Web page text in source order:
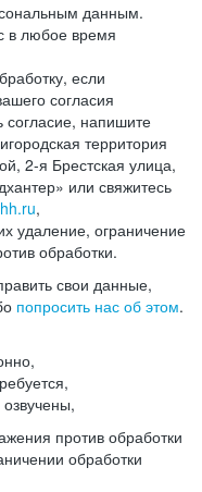
данным.
в любое время
если
согласия
согласие, напишите
территория
2-я Брестская улица,
или свяжитесь
,
удаление, ограничение
обработки.
свои данные,
попросить нас об этом.
против обработки
обработки